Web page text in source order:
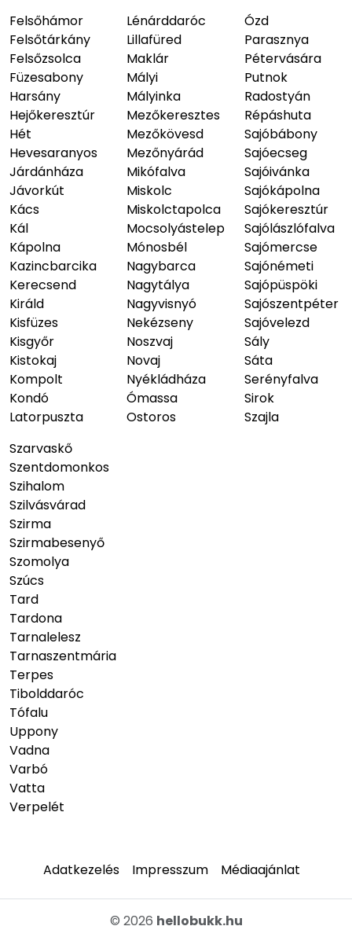
Felsőhámor
Felsőtárkány
Felsőzsolca
Füzesabony
Harsány
Hejőkeresztúr
Hét
Hevesaranyos
Járdánháza
Jávorkút
Kács
Kál
Kápolna
Kazincbarcika
Kerecsend
Királd
Kisfüzes
Kisgyőr
Kistokaj
Kompolt
Kondó
Latorpuszta
Lénárddaróc
Lillafüred
Maklár
Mályi
Mályinka
Mezőkeresztes
Mezőkövesd
Mezőnyárád
Mikófalva
Miskolc
Miskolctapolca
Mocsolyástelep
Mónosbél
Nagybarca
Nagytálya
Nagyvisnyó
Nekézseny
Noszvaj
Novaj
Nyékládháza
Ómassa
Ostoros
Ózd
Parasznya
Pétervására
Putnok
Radostyán
Répáshuta
Sajóbábony
Sajóecseg
Sajóivánka
Sajókápolna
Sajókeresztúr
Sajólászlófalva
Sajómercse
Sajónémeti
Sajópüspöki
Sajószentpéter
Sajóvelezd
Sály
Sáta
Serényfalva
Sirok
Szajla
Szarvaskő
Szentdomonkos
Szihalom
Szilvásvárad
Szirma
Szirmabesenyő
Szomolya
Szúcs
Tard
Tardona
Tarnalelesz
Tarnaszentmária
Terpes
Tibolddaróc
Tófalu
Uppony
Vadna
Varbó
Vatta
Verpelét
Adatkezelés Impresszum Médiaajánlat
© 2026 hellobukk.hu